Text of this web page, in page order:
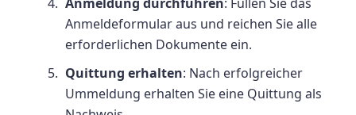
Anmeldeformular aus und reichen Sie alle
erforderlichen Dokumente ein.
Quittung erhalten: Nach erfolgreicher
Ummeldung erhalten Sie eine Quittung als